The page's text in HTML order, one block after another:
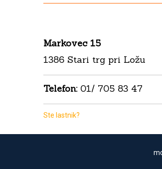
Markovec 15
1386 Stari trg pri Ložu
Telefon:01/ 705 83 47
Ste lastnik?